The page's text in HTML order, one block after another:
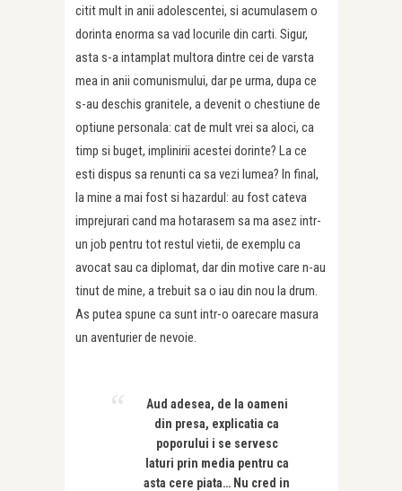
citit mult in anii adolescentei, si acumulasem o
dorinta enorma sa vad locurile din carti. Sigur,
asta s-a intamplat multora dintre cei de varsta
mea in anii comunismului, dar pe urma, dupa ce
s-au deschis granitele, a devenit o chestiune de
optiune personala: cat de mult vrei sa aloci, ca
timp si buget, implinirii acestei dorinte? La ce
esti dispus sa renunti ca sa vezi lumea? In final,
la mine a mai fost si hazardul: au fost cateva
imprejurari cand ma hotarasem sa ma asez intr-
un job pentru tot restul vietii, de exemplu ca
avocat sau ca diplomat, dar din motive care n-au
tinut de mine, a trebuit sa o iau din nou la drum.
As putea spune ca sunt intr-o oarecare masura
un aventurier de nevoie.
Aud adesea, de la oameni
din presa, explicatia ca
poporului i se servesc
laturi prin media pentru ca
asta cere piata… Nu cred in